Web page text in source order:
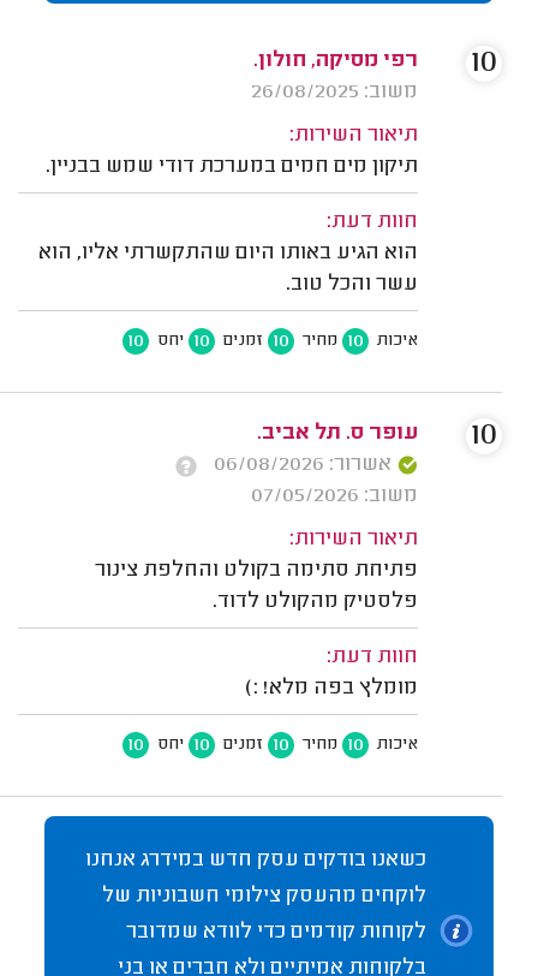
רפי מסיקה, חולון.
משוב: 26/08/2025
תיאור השירות:
תיקון מים חמים במערכת דודי שמש בבניין.
חוות דעת:
הוא הגיע באותו היום שהתקשרתי אליו, הוא
עשר והכל טוב.
איכות 10 מחיר 10 זמנים 10 יחס 10
10
‫עופר ס. תל אביב.
אשרור: 06/08/2026
משוב: 07/05/2026
תיאור השירות:
פתיחת סתימה בקולט והחלפת צינור
פלסטיק מהקולט לדוד.
חוות דעת:
מומלץ בפה מלא! :)
איכות 10 מחיר 10 זמנים 10 יחס 10
10
כשאנו בודקים עסק חדש במידרג אנחנו
לוקחים מהעסק צילומי חשבוניות של
לקוחות קודמים כדי לוודא שמדובר
בלקוחות אמיתיים ולא חברים או בני